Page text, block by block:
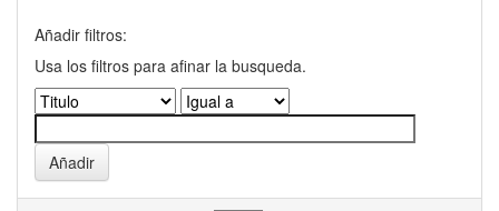
Añadir filtros:
Usa los filtros para afinar la busqueda.